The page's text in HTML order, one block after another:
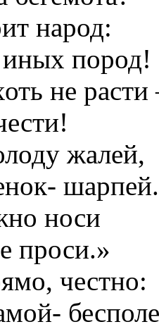
народ:
пород!
не расти
жалей,
шарпей.
носи
проси.»
честно: